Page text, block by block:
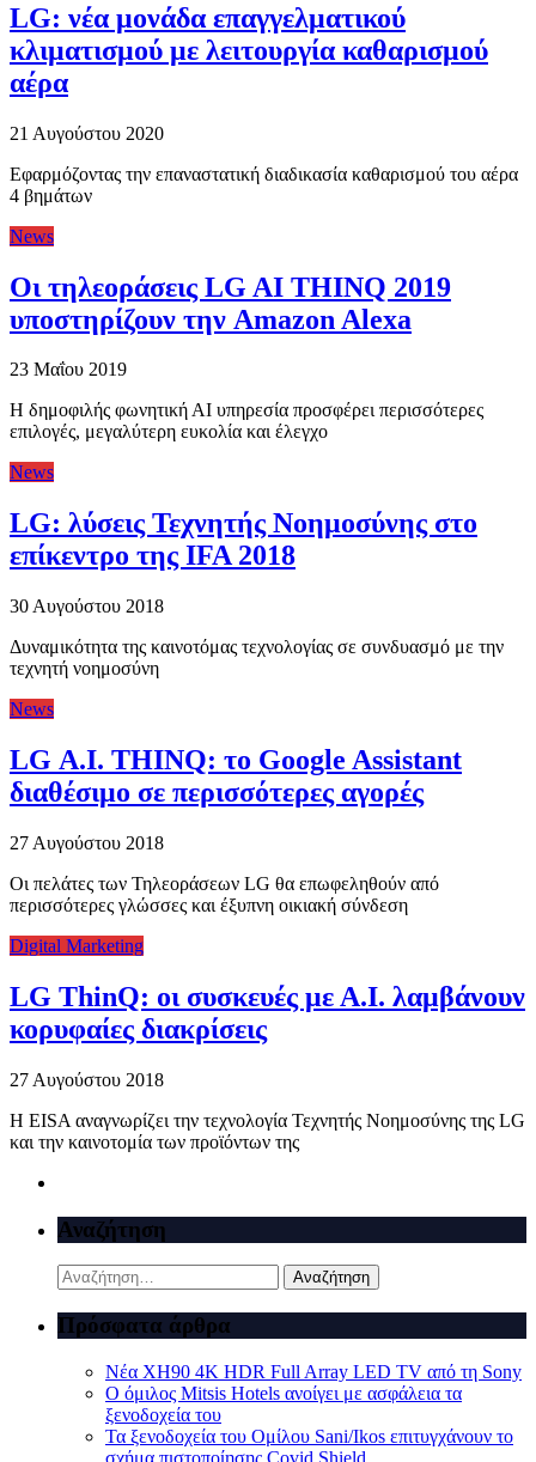
LG: νέα μονάδα επαγγελματικού
κλιματισμού με λειτουργία καθαρισμού
αέρα
21 Αυγούστου 2020
Εφαρμόζοντας την επαναστατική διαδικασία καθαρισμού του αέρα
4 βημάτων
News
Οι τηλεοράσεις LG AI THINQ 2019
υποστηρίζουν την Amazon Alexa
23 Μαΐου 2019
Η δημοφιλής φωνητική ΑΙ υπηρεσία προσφέρει περισσότερες
επιλογές, μεγαλύτερη ευκολία και έλεγχο
News
LG: λύσεις Τεχνητής Νοημοσύνης στο
επίκεντρο της IFA 2018
30 Αυγούστου 2018
Δυναμικότητα της καινοτόμας τεχνολογίας σε συνδυασμό με την
τεχνητή νοημοσύνη
News
LG Α.Ι. THINQ: το Google Assistant
διαθέσιμο σε περισσότερες αγορές
27 Αυγούστου 2018
Οι πελάτες των Τηλεοράσεων LG θα επωφεληθούν από
περισσότερες γλώσσες και έξυπνη οικιακή σύνδεση
Digital Marketing
LG ThinQ: οι συσκευές με Α.Ι. λαμβάνουν
κορυφαίες διακρίσεις
27 Αυγούστου 2018
Η EISA αναγνωρίζει την τεχνολογία Τεχνητής Νοημοσύνης της LG
και την καινοτομία των προϊόντων της
Αναζήτηση
Αναζήτηση
για:
Πρόσφατα άρθρα
Νέα XH90 4K HDR Full Array LED TV από τη Sony
Ο όμιλος Mitsis Hotels ανοίγει με ασφάλεια τα
ξενοδοχεία του
Τα ξενοδοχεία του Ομίλου Sani/Ikos επιτυγχάνουν το
σχήμα πιστοποίησης Covid Shield